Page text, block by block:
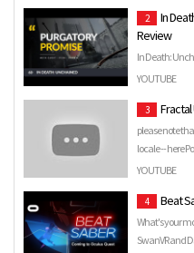
화에 주력하
2
In
Review
In Death:
kept secrets.
YOUTUBE
3
please note
locale -- here
YOUTUBE
4 Beat
What's your
SwanVR and